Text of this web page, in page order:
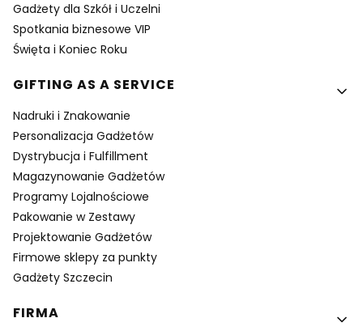
Gadżety dla Szkół i Uczelni
Spotkania biznesowe VIP
Święta i Koniec Roku
GIFTING AS A SERVICE
Nadruki i Znakowanie
Personalizacja Gadżetów
Dystrybucja i Fulfillment
Magazynowanie Gadżetów
Programy Lojalnościowe
Pakowanie w Zestawy
Projektowanie Gadżetów
Firmowe sklepy za punkty
Gadżety Szczecin
FIRMA